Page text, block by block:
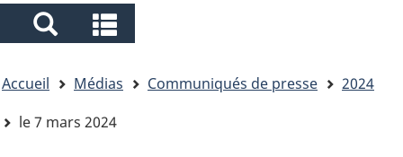
Search
and
menus
and
menus
êtes
ici
Accueil Médias Communiqués de presse
2024
le 7 mars 2024